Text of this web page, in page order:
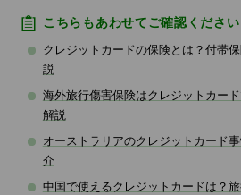
こちらもあわせてご確認ください
クレジットカードの保険とは？付帯
説
海外旅行傷害保険はクレジットカー
解説
オーストラリアのクレジットカード
介
中国で使えるクレジットカードは？